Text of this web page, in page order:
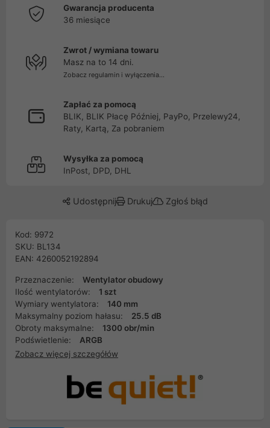
Gwarancja producenta
36 miesiące
Zwrot / wymiana towaru
Masz na to 14 dni.
Zobacz regulamin i wyłączenia...
Zapłać za pomocą
BLIK, BLIK Płacę Później, PayPo, Przelewy24,
Raty, Kartą, Za pobraniem
Wysyłka za pomocą
InPost, DPD, DHL
Udostępnij Drukuj Zgłoś błąd
Kod: 9972
SKU: BL134
EAN: 4260052192894
Przeznaczenie:
Wentylator obudowy
Ilość wentylatorów:
1 szt
Wymiary wentylatora:
140 mm
Maksymalny poziom hałasu:
25.5 dB
Obroty maksymalne:
1300 obr/min
Podświetlenie:
ARGB
Zobacz więcej szczegółów